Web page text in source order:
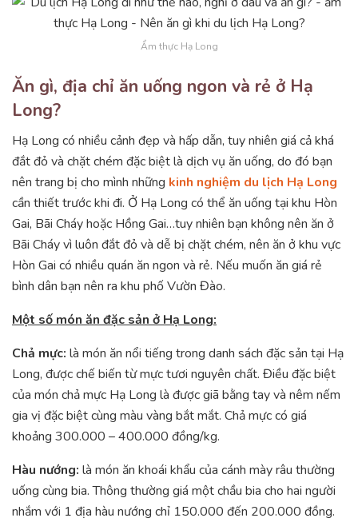
Ẩm thực Hạ Long
Ăn gì, địa chỉ ăn uống ngon và rẻ ở Hạ
Long?
Hạ Long có nhiều cảnh đẹp và hấp dẫn, tuy nhiên giá cả khá
đắt đỏ và chặt chém đặc biệt là dịch vụ ăn uống, do đó bạn
nên trang bị cho mình những kinh nghiệm du lịch Hạ Long
cần thiết trước khi đi. Ở Hạ Long có thể ăn uống tại khu Hòn
Gai, Bãi Cháy hoặc Hồng Gai…tuy nhiên bạn không nên ăn ở
Bãi Cháy vì luôn đắt đỏ và dễ bị chặt chém, nên ăn ở khu vực
Hòn Gai có nhiều quán ăn ngon và rẻ. Nếu muốn ăn giá rẻ
bình dân bạn nên ra khu phố Vườn Đào.
Một số món ăn đặc sản ở Hạ Long:
Chả mực: là món ăn nổi tiếng trong danh sách đặc sản tại Hạ
Long, được chế biến từ mực tươi nguyên chất. Điều đặc biệt
của món chả mực Hạ Long là được giã bằng tay và nêm nếm
gia vị đặc biệt cùng màu vàng bắt mắt. Chả mực có giá
khoảng 300.000 – 400.000 đồng/kg.
Hàu nướng: là món ăn khoái khẩu của cánh mày râu thường
uống cùng bia. Thông thường giá một chầu bia cho hai người
nhắm với 1 địa hàu nướng chỉ 150.000 đến 200.000 đồng.